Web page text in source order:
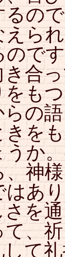
るの
えら
ので
き合
をも
の
きを
うか
、神
はあ
を
、
して